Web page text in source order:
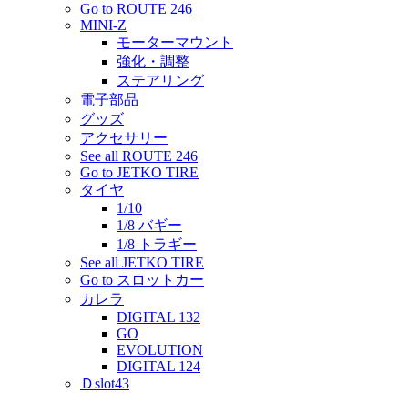
Go to ROUTE 246
MINI-Z
モーターマウント
強化・調整
ステアリング
電子部品
グッズ
アクセサリー
See all ROUTE 246
Go to JETKO TIRE
タイヤ
1/10
1/8 バギー
1/8 トラギー
See all JETKO TIRE
Go to スロットカー
カレラ
DIGITAL 132
GO
EVOLUTION
DIGITAL 124
Ｄslot43